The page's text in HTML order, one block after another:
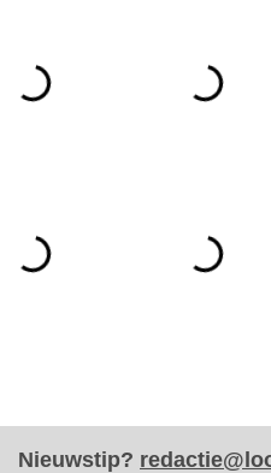
Nieuwstip?